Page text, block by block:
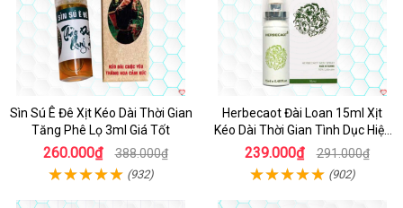
Sìn Sú Ê Đê Xịt Kéo Dài Thời Gian
Tăng Phê Lọ 3ml Giá Tốt
260.000₫ 388.000₫
(932)
Herbecaot Đài Loan 15ml Xịt
Kéo Dài Thời Gian Tình Dục Hiệu
Quả
239.000₫ 291.000₫
(902)